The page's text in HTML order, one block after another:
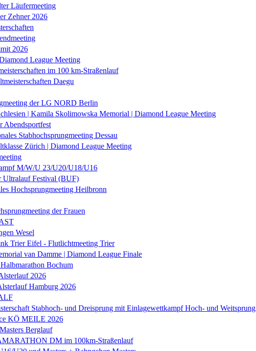
Läufermeeting
Zehner 2026
2026
League Meeting
im 100 km-Straßenlauf
Daegu
der LG NORD Berlin
| Kamila Skolimowska Memorial | Diamond League Meeting
Abendsportfest
Stabhochsprungmeeting Dessau
Zürich | Diamond League Meeting
M/W/U 23/U20/U18/U16
Ultralauf Festival (BUF)
Hochsprungmeeting Heilbronn
der Frauen
Wesel
Trier Eifel - Flutlichtmeeting Trier
van Damme | Diamond League Finale
Bochum
2026
Hamburg 2026
Stabhoch- und Dreisprung mit Einlagewettkampf Hoch- und Weitsprung
KÖ MEILE 2026
Berglauf
DM im 100km-Straßenlauf